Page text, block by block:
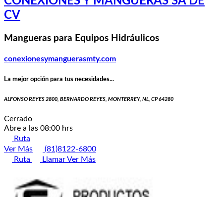
CV
Mangueras para Equipos Hidráulicos
conexionesymanguerasmty.com
La mejor opción para tus necesidades...
ALFONSO REYES 2800, BERNARDO REYES, MONTERREY, NL, CP 64280
Cerrado
Abre a las 08:00 hrs
Ruta
Ver Más
(81)8122-6800
Ruta
LlamarVer Más